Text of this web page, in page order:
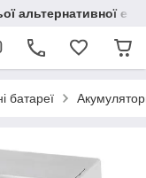
альтернативної
батареї